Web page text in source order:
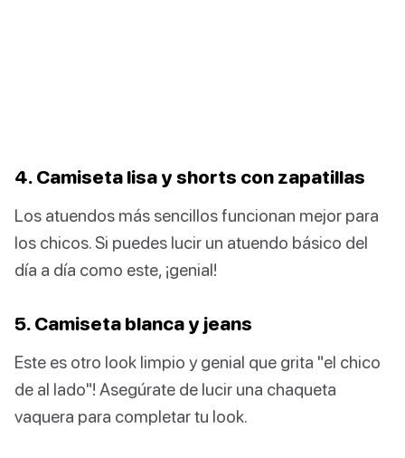
4. Camiseta lisa y shorts con zapatillas
Los atuendos más sencillos funcionan mejor para
los chicos. Si puedes lucir un atuendo básico del
día a día como este, ¡genial!
5. Camiseta blanca y jeans
Este es otro look limpio y genial que grita "el chico
de al lado"! Asegúrate de lucir una chaqueta
vaquera para completar tu look.